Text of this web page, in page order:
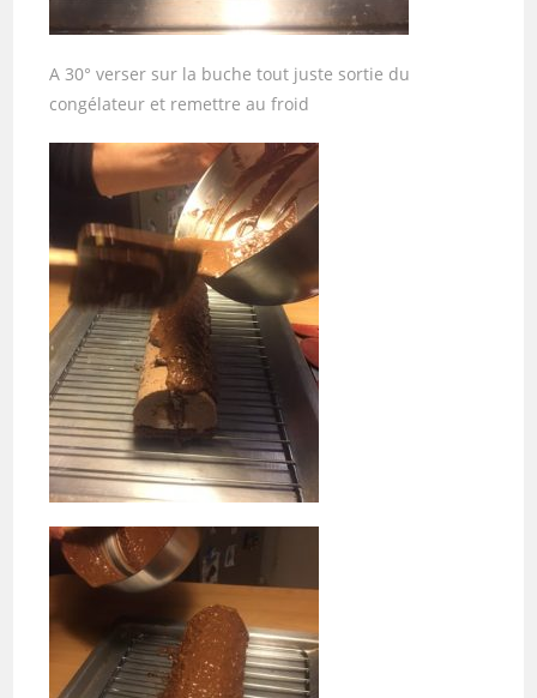
A 30° verser sur la buche tout juste sortie du
congélateur et remettre au froid